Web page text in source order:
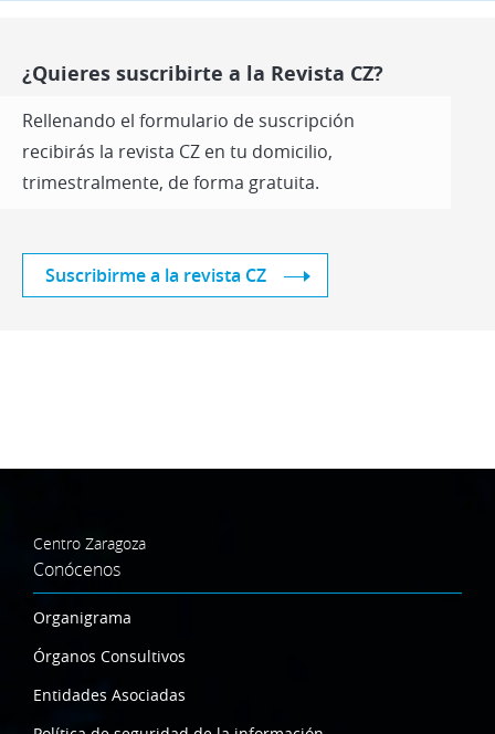
¿Quieres suscribirte a la Revista CZ?
Rellenando el formulario de suscripción
recibirás la revista CZ en tu domicilio,
trimestralmente, de forma gratuita.
Suscribirme a la revista CZ
Centro Zaragoza
Conócenos
Organigrama
Órganos Consultivos
Entidades Asociadas